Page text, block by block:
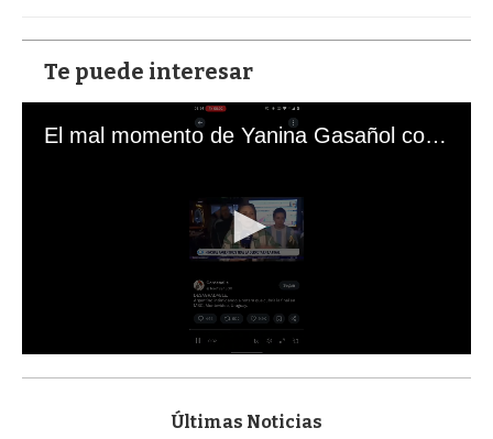
Te puede interesar
El mal momento de Yanina Gasañol con un hincha argentino en "Subrayado"
s
Últimas Noticias